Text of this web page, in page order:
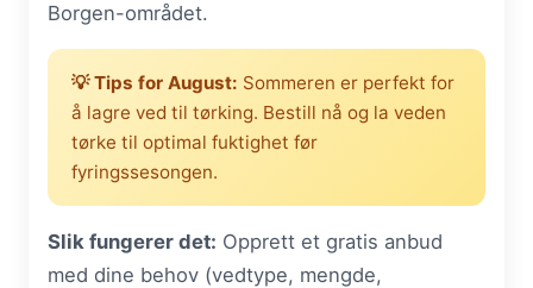
Borgen-området.
💡 Tips for August: Sommeren er perfekt for
å lagre ved til tørking. Bestill nå og la veden
tørke til optimal fuktighet før
fyringssesongen.
Slik fungerer det: Opprett et gratis anbud
med dine behov (vedtype, mengde,